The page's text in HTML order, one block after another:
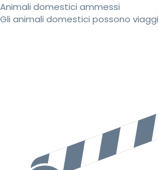
Animali domestici ammessi
Gli animali domestici possono